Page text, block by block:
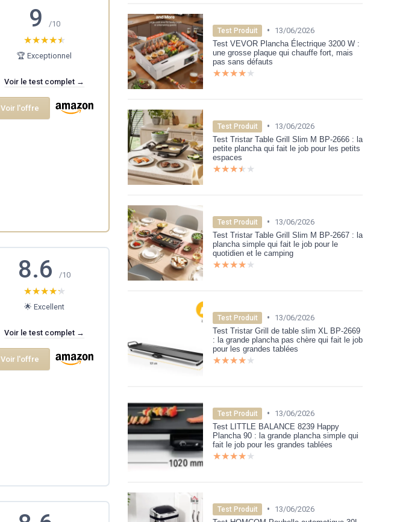
9 /10
★★★★★
★★★★★
🏆 Exceptionnel
Voir le test complet →
Voir l'offre
8.6/10
★★★★★
★★★★★
🌟 Excellent
Voir le test complet →
Voir l'offre
Test Produit •
13/06/2026
Test VEVOR Plancha Électrique 3200 W :
une grosse plaque qui chauffe fort, mais
pas sans défauts
★★★★★
★★★★★
Test Produit •
13/06/2026
Test Tristar Table Grill Slim M BP-2666 : la
petite plancha qui fait le job pour les petits
espaces
★★★★★
★★★★★
Test Produit •
13/06/2026
Test Tristar Table Grill Slim M BP-2667 : la
plancha simple qui fait le job pour le
quotidien et le camping
★★★★★
★★★★★
Test Produit •
13/06/2026
Test Tristar Grill de table slim XL BP-2669
: la grande plancha pas chère qui fait le job
pour les grandes tablées
★★★★★
★★★★★
Test Produit •
13/06/2026
Test LITTLE BALANCE 8239 Happy
Plancha 90 : la grande plancha simple qui
fait le job pour les grandes tablées
★★★★★
★★★★★
Test Produit •
13/06/2026